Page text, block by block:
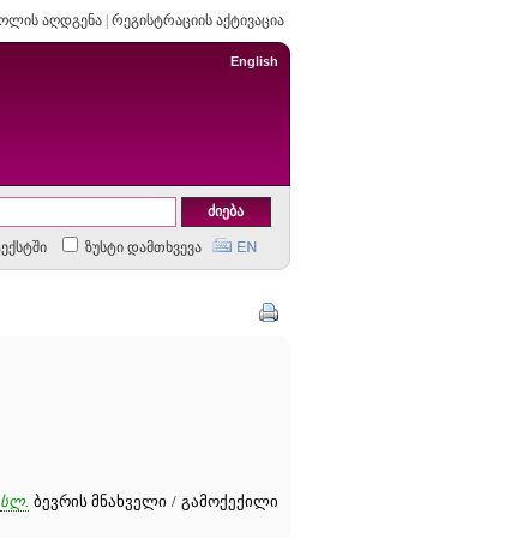
აღდგენა| რეგისტრაციის აქტივაცია
English
ზუსტი დამთხვევა
სლ. ბევრის მნახველი / გამოქექილი